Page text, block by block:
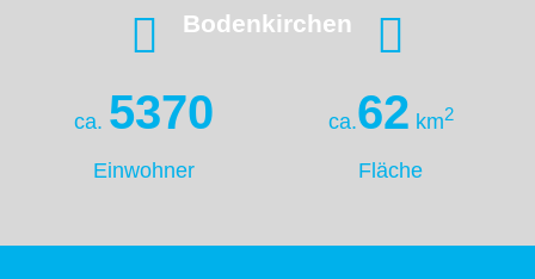
Bodenkirchen
ca. 5370
Einwohner
ca.62 km2
Fläche